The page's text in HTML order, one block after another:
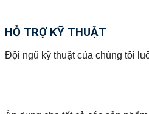
HỖ TRỢ KỸ THUẬT
Đội ngũ kỹ thuật của chúng tôi